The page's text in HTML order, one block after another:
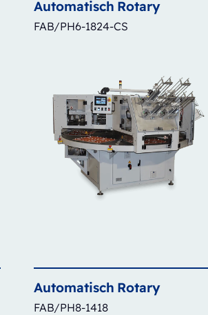
Automatisch Rotary
FAB/PH6-1824-CS
Automatisch Rotary
FAB/PH8-1418